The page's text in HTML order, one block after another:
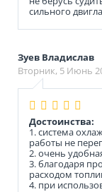
сильного
Зуев Владислав
Вторник, 5 Июнь
Достоинства:
1. система
работы не
2. очень
3. благодаря
расходом
4. при